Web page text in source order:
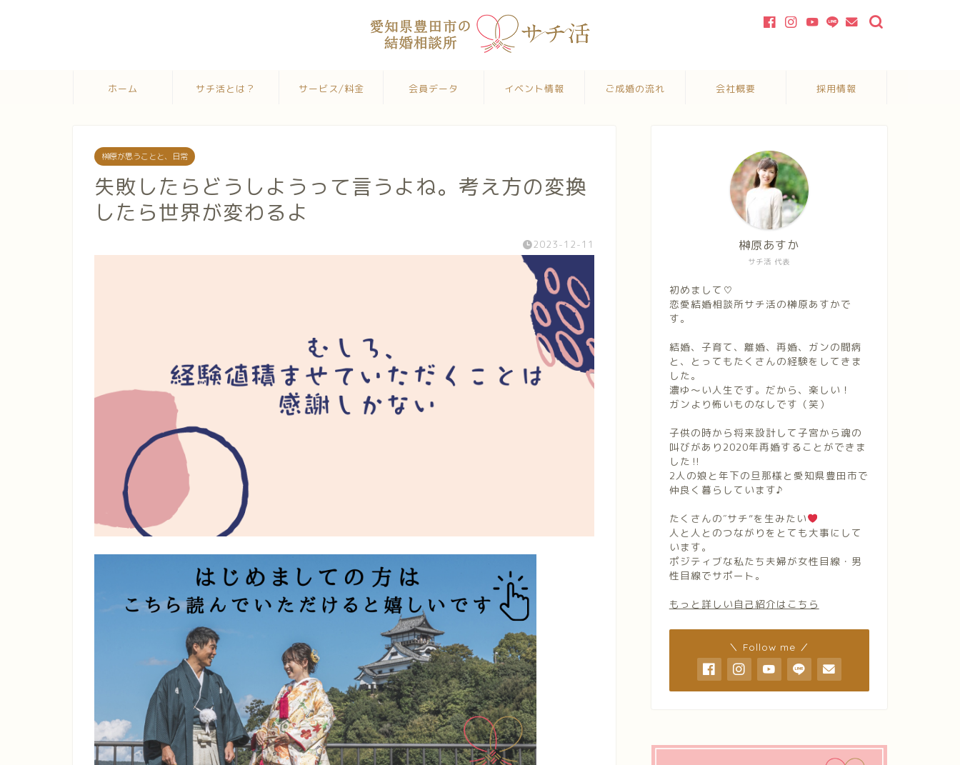
ホーム サチ活とは？ サービス/料金 会員データ イベント情報 ご成婚の流れ 会社概要 採用情報
榊原が思うことと、日常
失敗したらどうしようって言うよね。考え方の変換
したら世界が変わるよ
2023-12-11
サチ活 代表
榊原あすか
初めまして♡
恋愛結婚相談所サチ活の榊原あすかで
す。
結婚、子育て、離婚、再婚、ガンの闘病
と、とってもたくさんの経験をしてきま
した。
濃ゆ〜い人生です。だから、楽しい！
ガンより怖いものなしです（笑）
子供の時から将来設計して子宮から魂の
叫びがあり2020年再婚することができま
した‼︎
2人の娘と年下の旦那様と愛知県豊田市で
仲良く暮らしています♪
たくさんの″サチ”を生みたい
人と人とのつながりをとても大事にして
います。
ポジティブな私たち夫婦が女性目線・男
性目線でサポート。
もっと詳しい自己紹介はこちら
＼ Follow me ／